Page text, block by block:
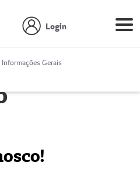
Login
Informações Gerais